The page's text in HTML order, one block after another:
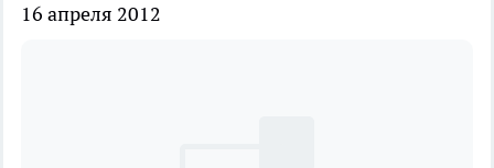
16 апреля 2012